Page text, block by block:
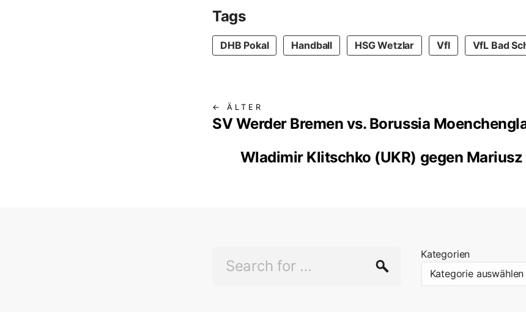
Tags
DHB Pokal Handball HSG Wetzlar Vfl VfL Bad
← ÄLTER
SV Werder Bremen vs. Borussia
Wladimir Klitschko (UKR) gegen Mariusz
Kategorien